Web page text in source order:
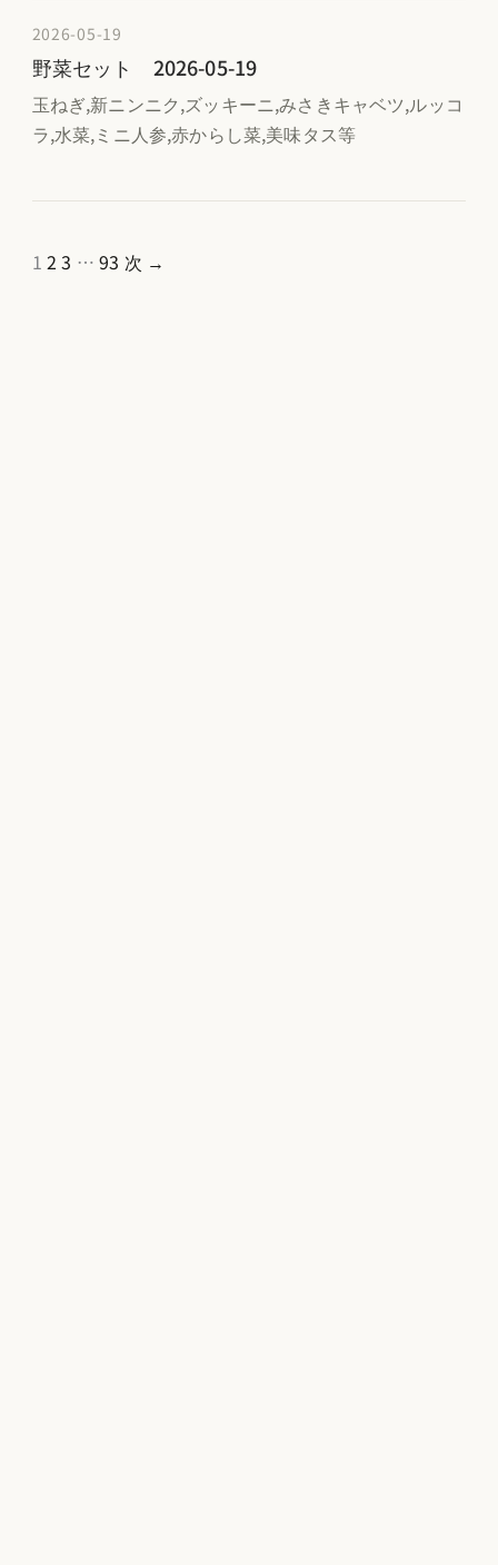
2026-05-19
野菜セット 2026-05-19
玉ねぎ,新ニンニク,ズッキーニ,みさきキャベツ,ルッコ
ラ,水菜,ミニ人参,赤からし菜,美味タス等
1 2 3 … 93 次 →